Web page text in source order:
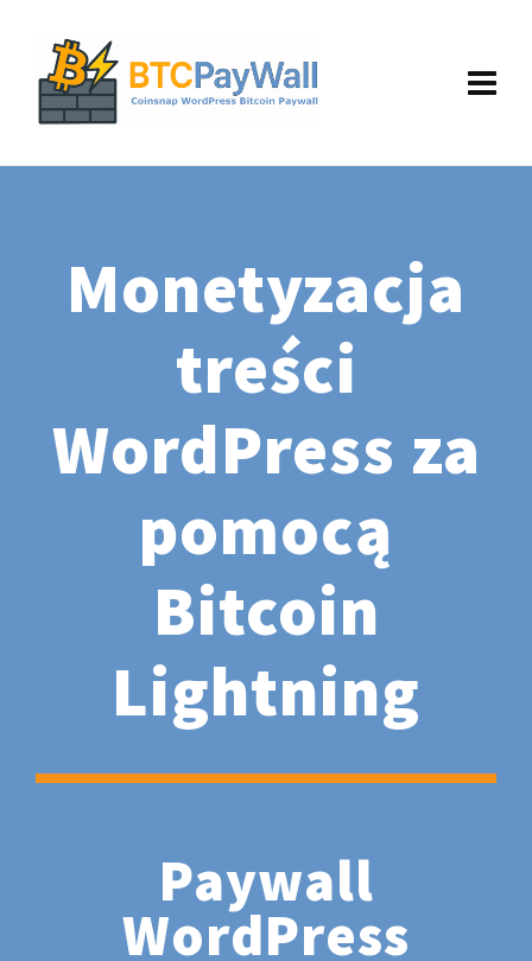
Monetyzacja
treści
WordPress za
pomocą
Bitcoin
Lightning
Paywall
WordPress